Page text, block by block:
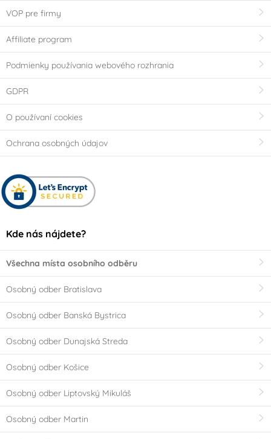
VOP pre firmy
Affiliate program
Podmienky používania webového rozhrania
GDPR
O používaní cookies
Ochrana osobných údajov
Kde nás nájdete?
Všechna místa osobního odběru
Osobný odber Bratislava
Osobný odber Banská Bystrica
Osobný odber Dunajská Streda
Osobný odber Košice
Osobný odber Liptovský Mikuláš
Osobný odber Martin